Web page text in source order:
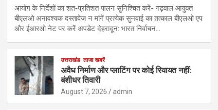
आयोग के निर्देशों का शत-प्रतिशत पालन सुनिश्चित करें- गढ़वाल आयुक्त
बीएलओ अनावश्यक दस्तावेज न मांगें प्रत्येक सुनवाई का तत्काल बीएलओ एप
और ईआरओ नेट पर करें अपडेट देहरादून: भारत निर्वाचन…
उत्तराखंड ताजा खबरें
अवैध निर्माण और प्लाटिंग पर कोई रियायत नहीं:
बंशीधर तिवारी
August 7, 2026 admin